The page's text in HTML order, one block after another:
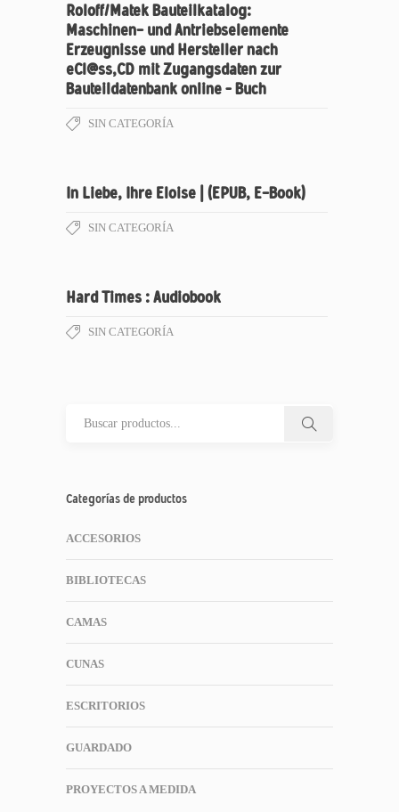
Roloff/Matek Bauteilkatalog:
Maschinen- und Antriebselemente
Erzeugnisse und Hersteller nach
eCl@ss,CD mit Zugangsdaten zur
Bauteildatenbank online – Buch
SIN CATEGORÍA
In Liebe, Ihre Eloise | (EPUB, E-Book)
SIN CATEGORÍA
Hard Times : Audiobook
SIN CATEGORÍA
Categorías de productos
ACCESORIOS
BIBLIOTECAS
CAMAS
CUNAS
ESCRITORIOS
GUARDADO
PROYECTOS A MEDIDA